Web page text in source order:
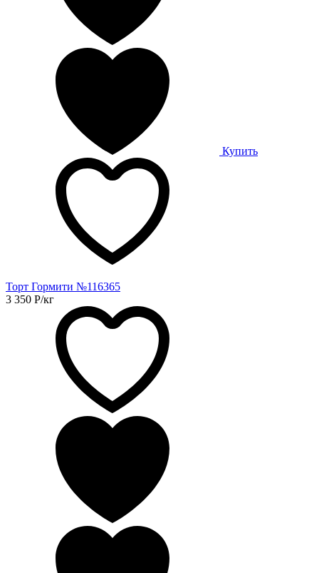
Купить
Торт Гормити №116365
3 350 Р/кг